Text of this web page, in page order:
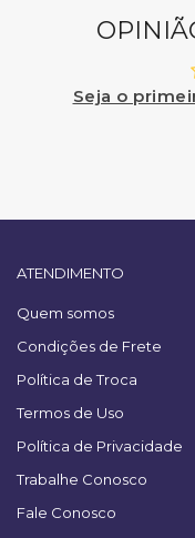
Seja o
ATENDIMENTO
Quem somos
Condições de Frete
Política de Troca
Termos de Uso
Política de Privacidade
Trabalhe Conosco
Fale Conosco